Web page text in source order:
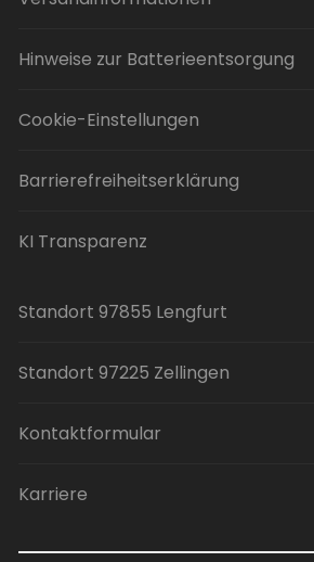
Hinweise zur Batterieentsorgung
Cookie-Einstellungen
Barrierefreiheitserklärung
KI Transparenz
Standort 97855 Lengfurt
Standort 97225 Zellingen
Kontaktformular
Karriere